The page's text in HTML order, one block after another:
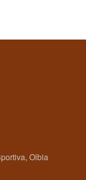
Olbia